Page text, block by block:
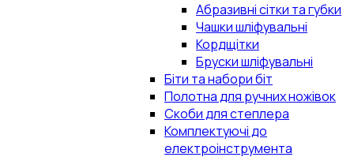
Абразивні сітки та губки
Чашки шліфувальні
Кордщітки
Бруски шліфувальні
Біти та набори біт
Полотна для ручних ножівок
Скоби для степлера
Комплектуючі до
електроінструмента